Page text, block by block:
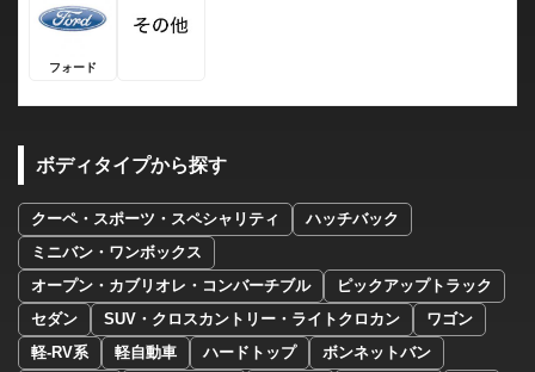
フォード
ボディタイプから探す
クーペ・スポーツ・スペシャリティ
ハッチバック
ミニバン・ワンボックス
オープン・カブリオレ・コンバーチブル
ピックアップトラック
セダン
SUV・クロスカントリー・ライトクロカン
ワゴン
軽-RV系
軽自動車 ハードトップ
ボンネットバン